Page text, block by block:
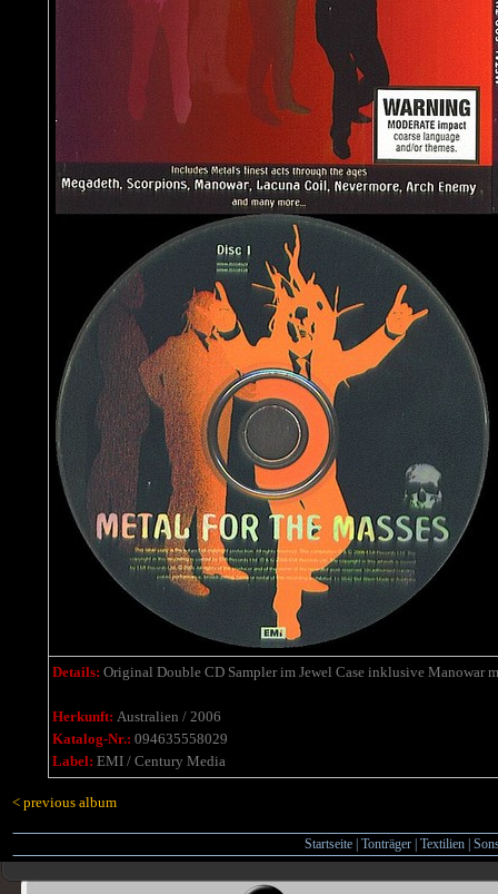
Details: Original Double CD Sampler im Jewel Case inklusive Manowar
Herkunft: Australien / 2006
Katalog-Nr.: 094635558029
Label: EMI / Century Media
< previous album
Startseite Tonträger Textilien